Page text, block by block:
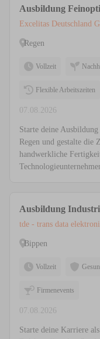
Ausbildung
Excelitas Deutschland
Regen
Vollzeit
Flexible Arbeitszeiten
07.08.2026
Starte deine
Regen und gestalte
handwerkliche
Ausbildung
tde - trans data
Bippen
Vollzeit
Firmenevents
07.08.2026
Starte deine Karriere